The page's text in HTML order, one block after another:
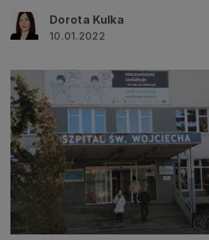
Dorota Kulka
10.01.2022